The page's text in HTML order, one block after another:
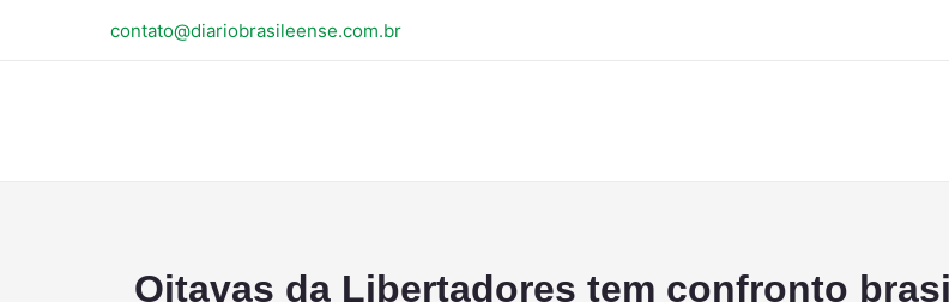
contato@diariobrasileense.com.br
Oitavas da Libertadores tem confronto